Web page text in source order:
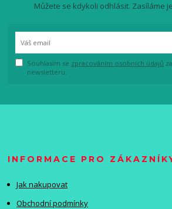
Můžete se kdykoli odhlásit. Zasíláme
Souhlasím se zpracováním osobních údajů
newsletteru.
INFORMACE PRO
Jak nakupovat
Obchodní podmínky